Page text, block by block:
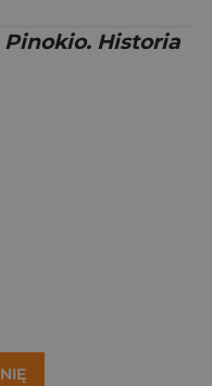
Pinokio. Historia